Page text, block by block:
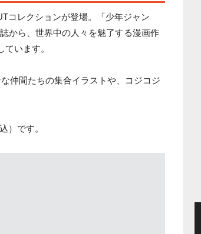
コレクションが登場。「少年ジャン
から、世界中の人々を魅了する漫画作
います。
仲間たちの集合イラストや、コジコジ
）です。